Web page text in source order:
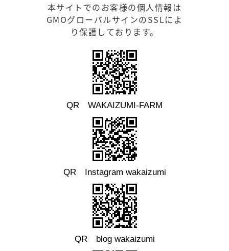
本サイトでのお客様の個人情報は
GMOグローバルサインのSSLによ
り保護しております。
QR WAKAIZUMI-FARM
QR Instagram wakaizumi
QR blog wakaizumi